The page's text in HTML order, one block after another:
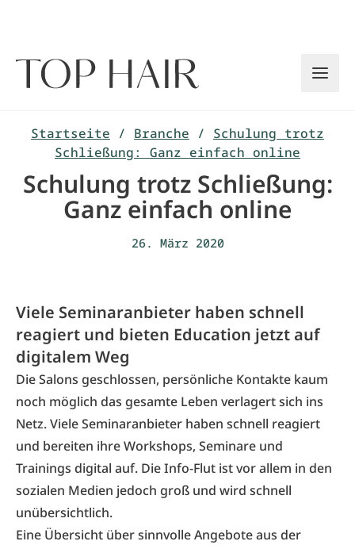
Startseite / Branche / Schulung trotz
Schließung: Ganz einfach online
Schulung trotz Schließung:
Ganz einfach online
26. März 2020
Viele Seminaranbieter haben schnell
reagiert und bieten Education jetzt auf
digitalem Weg
Die Salons geschlossen, persönliche Kontakte kaum
noch möglich das gesamte Leben verlagert sich ins
Netz. Viele Seminaranbieter haben schnell reagiert
und bereiten ihre Workshops, Seminare und
Trainings digital auf. Die Info-Flut ist vor allem in den
sozialen Medien jedoch groß und wird schnell
unübersichtlich.
Eine Übersicht über sinnvolle Angebote aus der